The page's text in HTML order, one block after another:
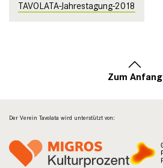
TAVOLATA-Jahrestagung-2018
Zum Anfang
Der Verein Tavolata wird unterstützt von: